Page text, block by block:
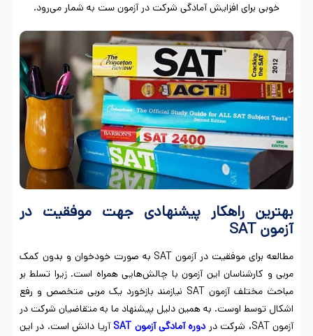
خوبی برای افزایش آمادگی شرکت در آزمون ست به شمار می‌رود‌.
بهترین راهکار پیشنهادی جهت موفقیت در
آزمون SAT
مطالعه برای موفقیت در آزمون SAT به صورت خودخوان و بدون کمک
مربی و کارشناسان این آزمون با چالش‌هایی همراه است. زیرا تسلط بر
مباحث مختلف آزمون SAT نیازمند بازخورد یک مربی متخصص و رفع
اشکال توسط اوست. به همین دلیل پیشنهاد ما به متقاضیان شرکت در
آزمون SAT، شرکت در
دوره آمادگی آزمون SAT آریا دانش است. در این